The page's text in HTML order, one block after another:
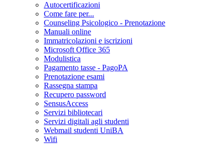
Autocertificazioni
Come fare per...
Counseling Psicologico - Prenotazione
Manuali online
Immatricolazioni e iscrizioni
Microsoft Office 365
Modulistica
Pagamento tasse - PagoPA
Prenotazione esami
Rassegna stampa
Recupero password
SensusAccess
Servizi bibliotecari
Servizi digitali agli studenti
Webmail studenti UniBA
Wifi